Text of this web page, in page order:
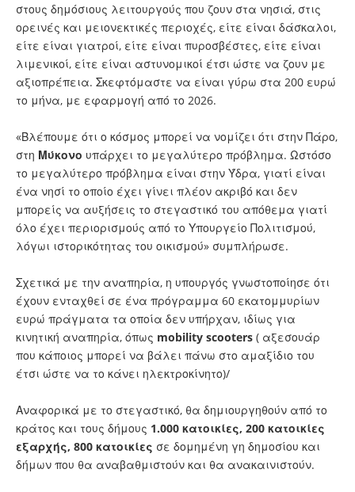
στους δημόσιους λειτουργούς που ζουν στα νησιά, στις
ορεινές και μειονεκτικές περιοχές, είτε είναι δάσκαλοι,
είτε είναι γιατροί, είτε είναι πυροσβέστες, είτε είναι
λιμενικοί, είτε είναι αστυνομικοί έτσι ώστε να ζουν με
αξιοπρέπεια. Σκεφτόμαστε να είναι γύρω στα 200 ευρώ
το μήνα, με εφαρμογή από το 2026.
«Βλέπουμε ότι ο κόσμος μπορεί να νομίζει ότι στην Πάρο,
στη Μύκονο υπάρχει το μεγαλύτερο πρόβλημα. Ωστόσο
το μεγαλύτερο πρόβλημα είναι στην Ύδρα, γιατί είναι
ένα νησί το οποίο έχει γίνει πλέον ακριβό και δεν
μπορείς να αυξήσεις το στεγαστικό του απόθεμα γιατί
όλο έχει περιορισμούς από το Υπουργείο Πολιτισμού,
λόγωι ιστορικότητας του οικισμού» συμπλήρωσε.
Σχετικά με την αναπηρία, η υπουργός γνωστοποίησε ότι
έχουν ενταχθεί σε ένα πρόγραμμα 60 εκατομμυρίων
ευρώ πράγματα τα οποία δεν υπήρχαν, ιδίως για
κινητική αναπηρία, όπως mobility scooters ( αξεσουάρ
που κάποιος μπορεί να βάλει πάνω στο αμαξίδιο του
έτσι ώστε να το κάνει ηλεκτροκίνητο)/
Αναφορικά με το στεγαστικό, θα δημιουργηθούν από το
κράτος και τους δήμους 1.000 κατοικίες, 200 κατοικίες
εξαρχής, 800 κατοικίες σε δομημένη γη δημοσίου και
δήμων που θα αναβαθμιστούν και θα ανακαινιστούν.